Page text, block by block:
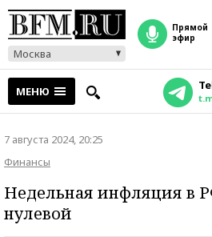
Москва
прямой
эфир
МЕНЮ
7 августа 2024, 20:25
Финансы
Недельная инфляция в
нулевой